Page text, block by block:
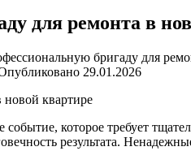
для ремонта в
29.01.2026
квартире
которое требует
результата.